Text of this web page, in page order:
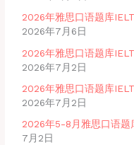
2026年雅思口语题库
2026年7月6日
2026年雅思口语题库
2026年7月2日
2026年雅思口语题库
2026年7月2日
2026年5-8月雅思口语题
7月2日